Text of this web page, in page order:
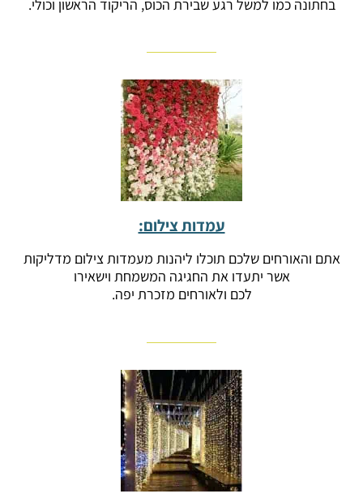
בחתונה כמו למשל רגע שבירת הכוס, הריקוד הראשון וכולי.
עמדות צילום:
אתם והאורחים שלכם תוכלו ליהנות מעמדות צילום מדליקות
אשר יתעדו את החגיגה המשמחת וישאירו
לכם ולאורחים מזכרת יפה.